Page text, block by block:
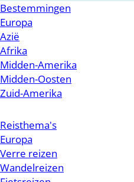
Bestemmingen
Europa
Azië
Afrika
Midden-Amerika
Midden-Oosten
Zuid-Amerika
Reisthema's
Europa
Verre reizen
Wandelreizen